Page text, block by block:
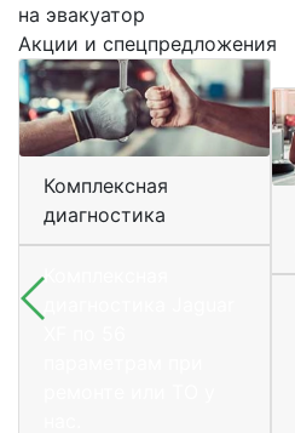
на эвакуатор
Акции и спецпредложения
Комплексная
диагностика
Комплексная